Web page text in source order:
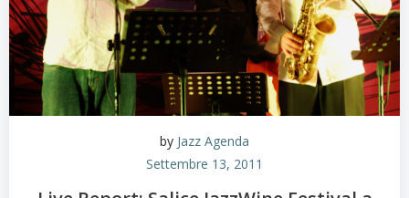
by Jazz Agenda
Settembre 13, 2011